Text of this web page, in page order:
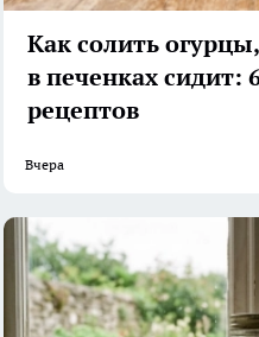
Как солить
в печенках сидит:
рецептов
Вчера